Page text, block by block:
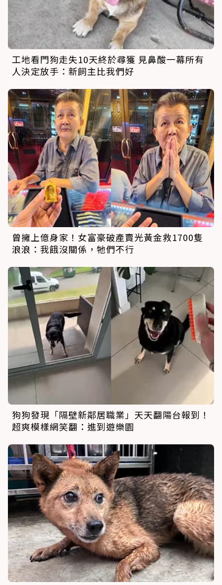
工地看門狗走失10天終於尋獲 見鼻酸一幕所有
人決定放手：新飼主比我們好
曾擁上億身家！女富豪破產賣光黃金救1700隻
浪浪：我餓沒關係，牠們不行
狗狗發現「隔壁新鄰居職業」天天翻陽台報到！
超爽模樣網笑翻：進到遊樂園